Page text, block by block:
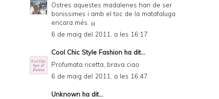
Ostres aquestes madalenes han de ser
bonissimes i amb el toc de la matafaluga
encara més. ¡¡¡
6 de maig del 2011, a les 16:17
Cool Chic Style Fashion ha dit...
Profumata ricetta, brava ciao
6 de maig del 2011, a les 16:47
Unknown ha dit...